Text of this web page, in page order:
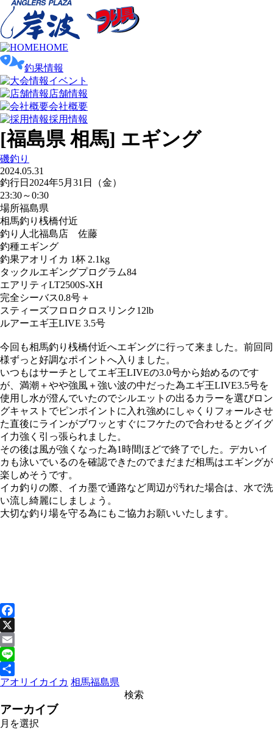
HOME
釣果情報
イベント
店舗情報
会社概要
採用情報
[福島県 相馬] エギング
磯釣り
2024.05.31
釣行日 2024年5月31日（金）
23:30～0:30
場所福島県
相馬釣り桟橋付近
釣り人 北福島店 佐藤
釣種エギング
釣果アオリイカ 1杯 2.1kg
タックルエギングプログラム84
エアリティLT2500S-XH
完全シーバス0.8号＋
スティーズフロロクロスリンク12lb
ルアーエギ王LIVE 3.5号
今回も相馬釣り桟橋付近へエギングに行って来ました。前回同
様ずっと好調なポイントへ入りました。
いつもはサーチとしてエギ王LIVEの3.0号から始めるのです
が、満潮＋やや強風＋強い波の中だった為エギ王LIVE3.5号を
使用し水が澄んでいたのでシルエットの出るカラーを選びロン
グキャストでピンポイントに入れ強めにしゃくりフォールさせ
た直後にラインがブワッとすぐにフケたので合わせるとグイグ
イ力強く引っ張られました。
その後は風が強くなった為1時間ほどで終了でした。デカいイ
カも泳いでいるのを確認できたのでまだまだ相馬はエギングが
楽しめそうです。
イカ釣りの際、イカ墨で通路など周辺が汚れた場合は、水で洗
い流し綺麗にしましょう。
大切な釣り場を守る為にもご協力お願いいたします。
Facebook
X
Email
Line
共
アオリイカイカ 相馬福島県
アーカイブ